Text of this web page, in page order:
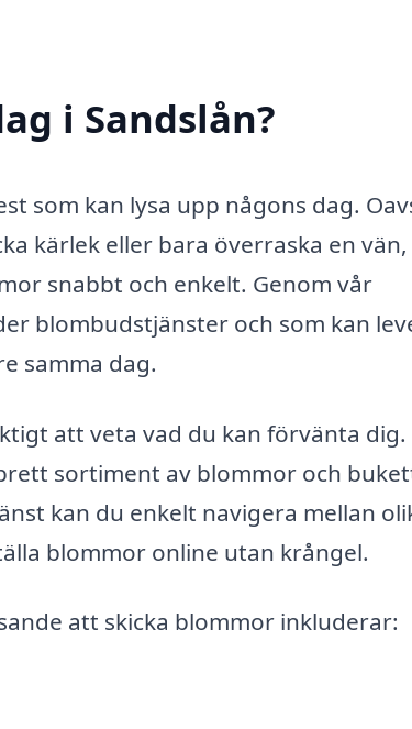
i Sandslån?
som kan lysa upp någons dag.
kärlek eller bara överraska en vän,
snabbt och enkelt. Genom vår
blombudstjänster och som kan
samma dag.
att veta vad du kan förvänta dig.
sortiment av blommor och
kan du enkelt navigera mellan
blommor online utan krångel.
att skicka blommor inkluderar: